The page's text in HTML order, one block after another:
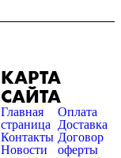
КАРТА
САЙТА
Главная
страница
Контакты
Новости
Оплата
Доставка
Договор
оферты